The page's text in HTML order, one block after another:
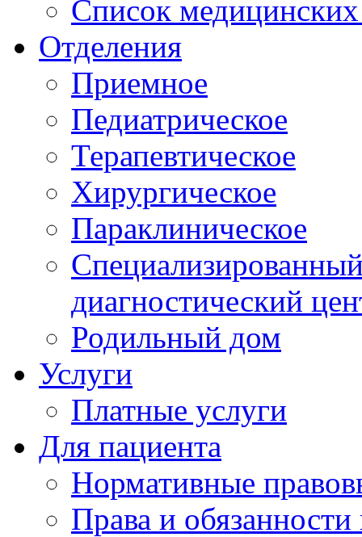
Список медицинских
Отделения
Приемное
Педиатрическое
Терапевтическое
Хирургическое
Параклиническое
диагностический
Родильный дом
Услуги
Платные услуги
Для пациента
Нормативные
Права и